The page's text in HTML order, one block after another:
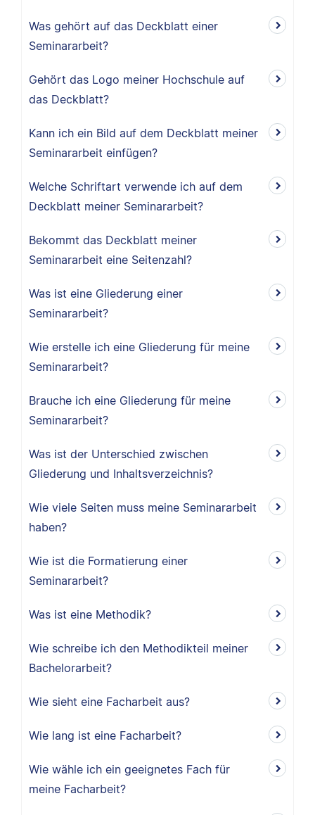
Was gehört auf das Deckblatt einer
Seminararbeit?
Gehört das Logo meiner Hochschule auf
das Deckblatt?
Kann ich ein Bild auf dem Deckblatt meiner
Seminararbeit einfügen?
Welche Schriftart verwende ich auf dem
Deckblatt meiner Seminararbeit?
Bekommt das Deckblatt meiner
Seminararbeit eine Seitenzahl?
Was ist eine Gliederung einer
Seminararbeit?
Wie erstelle ich eine Gliederung für meine
Seminararbeit?
Brauche ich eine Gliederung für meine
Seminararbeit?
Was ist der Unterschied zwischen
Gliederung und Inhaltsverzeichnis?
Wie viele Seiten muss meine Seminararbeit
haben?
Wie ist die Formatierung einer
Seminararbeit?
Was ist eine Methodik?
Wie schreibe ich den Methodikteil meiner
Bachelorarbeit?
Wie sieht eine Facharbeit aus?
Wie lang ist eine Facharbeit?
Wie wähle ich ein geeignetes Fach für
meine Facharbeit?